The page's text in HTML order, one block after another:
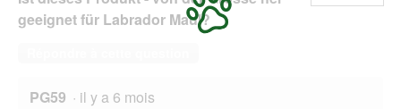
d
i
geeignet für Labrador Maul?
PG59 · il y a 6 mois